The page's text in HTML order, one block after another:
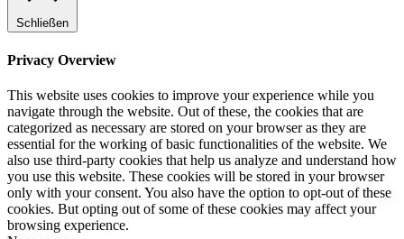
Schließen
Privacy Overview
This website uses cookies to improve your experience while you
navigate through the website. Out of these, the cookies that are
categorized as necessary are stored on your browser as they are
essential for the working of basic functionalities of the website. We
also use third-party cookies that help us analyze and understand how
you use this website. These cookies will be stored in your browser
only with your consent. You also have the option to opt-out of these
cookies. But opting out of some of these cookies may affect your
browsing experience.